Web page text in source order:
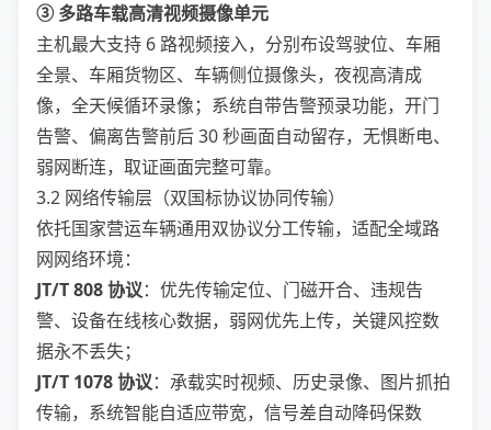
③ 多路车载高清视频摄像单元
主机最大支持 6 路视频接入，分别布设驾驶位、车厢
全景、车厢货物区、车辆侧位摄像头，夜视高清成
像，全天候循环录像；系统自带告警预录功能，开门
告警、偏离告警前后 30 秒画面自动留存，无惧断电、
弱网断连，取证画面完整可靠。
3.2 网络传输层（双国标协议协同传输）
依托国家营运车辆通用双协议分工传输，适配全域路
网网络环境：
JT/T 808 协议：优先传输定位、门磁开合、违规告
警、设备在线核心数据，弱网优先上传，关键风控数
据永不丢失；
JT/T 1078 协议：承载实时视频、历史录像、图片抓拍
传输，系统智能自适应带宽，信号差自动降码保数